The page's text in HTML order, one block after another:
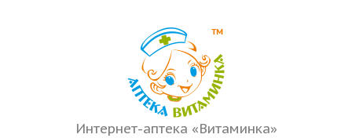
Интернет-аптека «Витаминка»